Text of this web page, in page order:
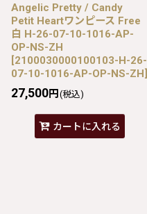
Angelic Pretty / Candy
Petit Heartワンピース Free
白 H-26-07-10-1016-AP-
OP-NS-ZH
[2100030000100103-H-26-
07-10-1016-AP-OP-NS-ZH]
27,500円 (税込)
カートに入れる